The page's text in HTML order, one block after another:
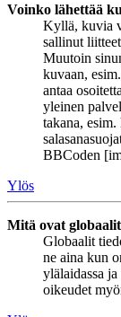
Voinko lähettää
Kyllä, kuvia
sallinut
Muutoin
kuvaan,
antaa
yleinen
takana,
BBCoden
Ylös
Mitä ovat
Globaalit
ne aina kun
ylälaidassa
oikeudet